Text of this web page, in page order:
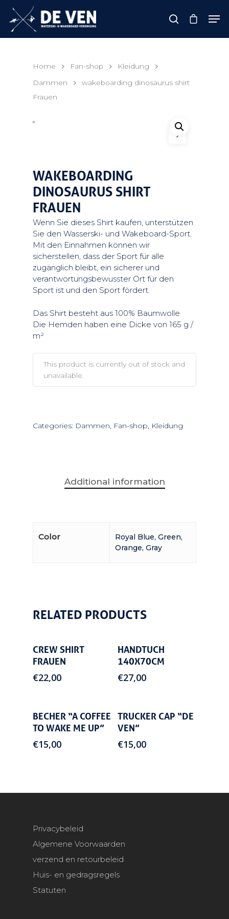
Hit enter to search or ESC to close
Home Fan-shop
Kleidung
Dammen
wakeboarding dinosaurus shirt
Frauen
WAKEBOARDING
DINOSAURUS SHIRT
FRAUEN
Wenn Sie dieses Shirt kaufen, unterstützen
Sie den Wasserski- und Wakeboard-Sport.
Mit den Einnahmen können wir
sicherstellen, dass der Sport für alle
zugänglich bleibt, ein sicherer und
verantwortungsbewusster Ort für den
Sport ist und den Sport fördert.
Das Shirt besteht aus 100% Baumwolle
Die Hemden haben eine Dicke von 165 g /
m²
This product is currently out of stock and
unavailable.
Categories: Dammen, Fan-shop, Kleidung
Additional information
Color
Royal Blue, Green,
Orange, Gray
RELATED PRODUCTS
Options
CREW SHIRT
FRAUEN
€22,00
Cart
HANDTUCH
140X70CM
€27,00
Add To
Cart
BECHER “A COFFEE
TO WAKE ME UP”
€15,00
Cart
TRUCKER CAP “DE
VEN”
€15,00
Privacybeleid
Algemene Voorwaarden
verzend en retourbeleid
Huis- en gedragsregels
Statuten
Tarieven
Informatie
Groepen &
Sponsors
Leden login